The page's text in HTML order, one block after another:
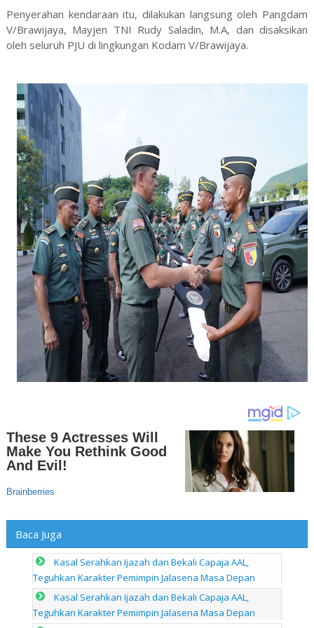
Penyerahan kendaraan itu, dilakukan langsung oleh Pangdam
V/Brawijaya, Mayjen TNI Rudy Saladin, M.A, dan disaksikan
oleh seluruh PJU di lingkungan Kodam V/Brawijaya.
Baca Juga
Kasal Serahkan Ijazah dan Bekali Capaja AAL,
Teguhkan Karakter Pemimpin Jalasena Masa Depan
Kasal Serahkan Ijazah dan Bekali Capaja AAL,
Teguhkan Karakter Pemimpin Jalasena Masa Depan